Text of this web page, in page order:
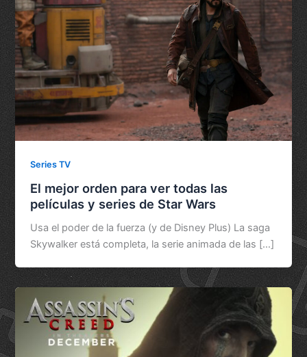
Series TV
El mejor orden para ver todas las
películas y series de Star Wars
Usa el poder de la fuerza (y de Disney Plus) La saga
Skywalker está completa, la serie animada de las […]